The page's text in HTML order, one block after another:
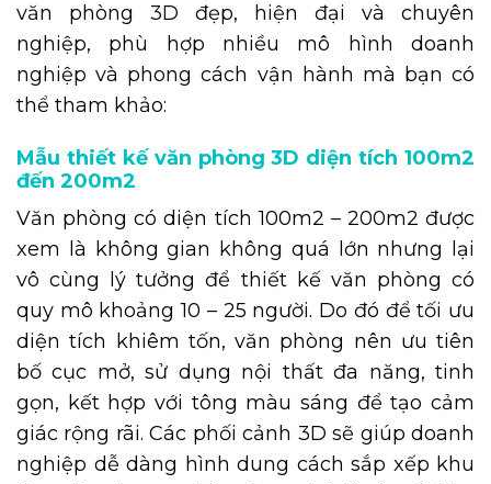
văn phòng 3D đẹp, hiện đại và chuyên
nghiệp, phù hợp nhiều mô hình doanh
nghiệp và phong cách vận hành mà bạn có
thể tham khảo:
Mẫu thiết kế văn phòng 3D diện tích 100m2
đến 200m2
Văn phòng có diện tích 100m2 – 200m2 được
xem là không gian không quá lớn nhưng lại
vô cùng lý tưởng để thiết kế văn phòng có
quy mô khoảng 10 – 25 người. Do đó để tối ưu
diện tích khiêm tốn, văn phòng nên ưu tiên
bố cục mở, sử dụng nội thất đa năng, tinh
gọn, kết hợp với tông màu sáng để tạo cảm
giác rộng rãi. Các phối cảnh 3D sẽ giúp doanh
nghiệp dễ dàng hình dung cách sắp xếp khu